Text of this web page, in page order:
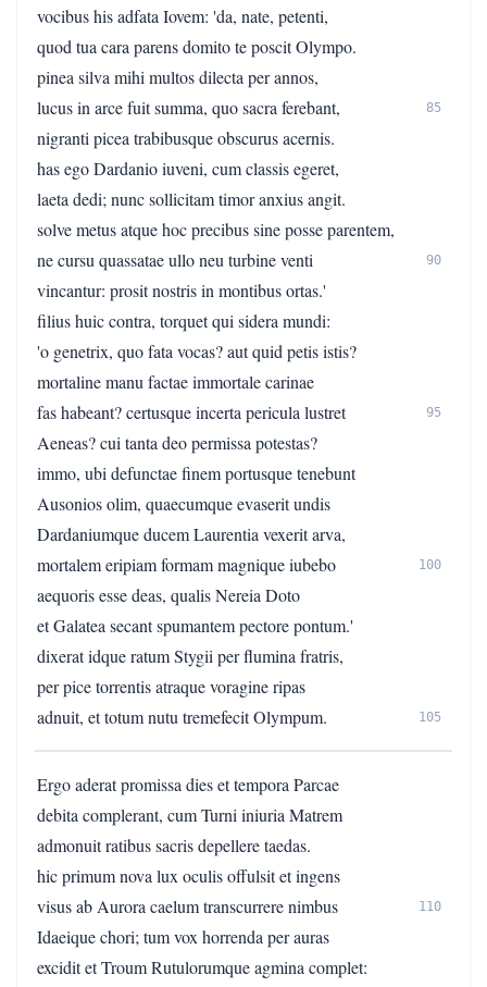
vocibus his adfata Iovem: 'da, nate, petenti,
quod tua cara parens domito te poscit Olympo.
pinea silva mihi multos dilecta per annos,
lucus in arce fuit summa, quo sacra ferebant,
85
nigranti picea trabibusque obscurus acernis.
has ego Dardanio iuveni, cum classis egeret,
laeta dedi; nunc sollicitam timor anxius angit.
solve metus atque hoc precibus sine posse parentem,
ne cursu quassatae ullo neu turbine venti
90
vincantur: prosit nostris in montibus ortas.'
filius huic contra, torquet qui sidera mundi:
'o genetrix, quo fata vocas? aut quid petis istis?
mortaline manu factae immortale carinae
fas habeant? certusque incerta pericula lustret
95
Aeneas? cui tanta deo permissa potestas?
immo, ubi defunctae finem portusque tenebunt
Ausonios olim, quaecumque evaserit undis
Dardaniumque ducem Laurentia vexerit arva,
mortalem eripiam formam magnique iubebo
100
aequoris esse deas, qualis Nereia Doto
et Galatea secant spumantem pectore pontum.'
dixerat idque ratum Stygii per flumina fratris,
per pice torrentis atraque voragine ripas
adnuit, et totum nutu tremefecit Olympum.
105
Ergo aderat promissa dies et tempora Parcae
debita complerant, cum Turni iniuria Matrem
admonuit ratibus sacris depellere taedas.
hic primum nova lux oculis offulsit et ingens
visus ab Aurora caelum transcurrere nimbus
110
Idaeique chori; tum vox horrenda per auras
excidit et Troum Rutulorumque agmina complet: